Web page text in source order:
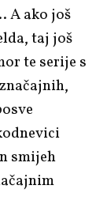
A ako još
, taj još
te serije s
smijeh